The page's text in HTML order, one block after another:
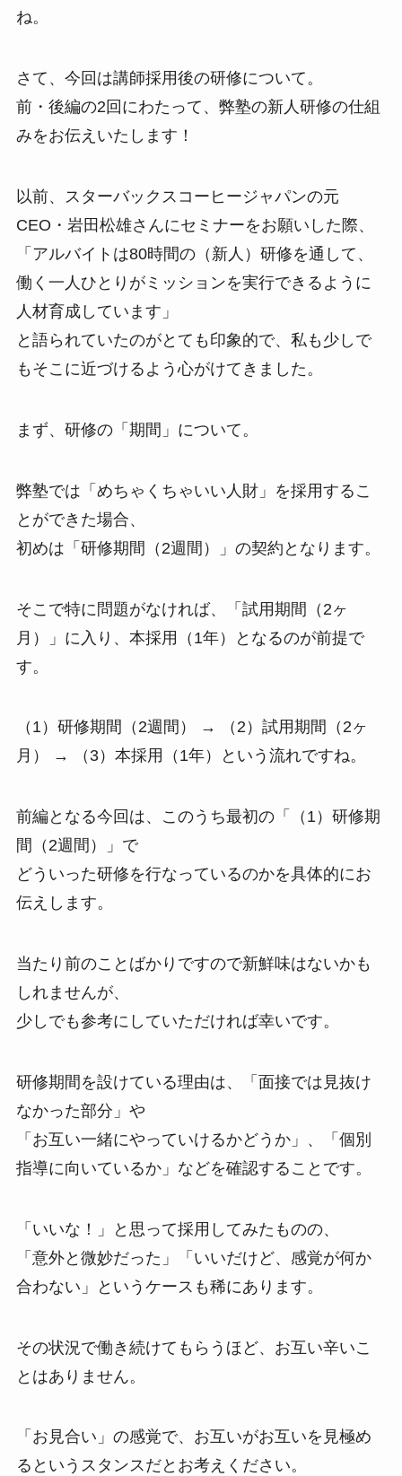
ね。
さて、今回は講師採用後の研修について。
前・後編の2回にわたって、弊塾の新人研修の仕組
みをお伝えいたします！
以前、スターバックスコーヒージャパンの元
CEO・岩田松雄さんにセミナーをお願いした際、
「アルバイトは80時間の（新人）研修を通して、
働く一人ひとりがミッションを実行できるように
人材育成しています」
と語られていたのがとても印象的で、私も少しで
もそこに近づけるよう心がけてきました。
まず、研修の「期間」について。
弊塾では「めちゃくちゃいい人財」を採用するこ
とができた場合、
初めは「研修期間（2週間）」の契約となります。
そこで特に問題がなければ、「試用期間（2ヶ
月）」に入り、本採用（1年）となるのが前提で
す。
（1）研修期間（2週間） → （2）試用期間（2ヶ
月） → （3）本採用（1年）という流れですね。
前編となる今回は、このうち最初の「（1）研修期
間（2週間）」で
どういった研修を行なっているのかを具体的にお
伝えします。
当たり前のことばかりですので新鮮味はないかも
しれませんが、
少しでも参考にしていただければ幸いです。
研修期間を設けている理由は、「面接では見抜け
なかった部分」や
「お互い一緒にやっていけるかどうか」、「個別
指導に向いているか」などを確認することです。
「いいな！」と思って採用してみたものの、
「意外と微妙だった」「いいだけど、感覚が何か
合わない」というケースも稀にあります。
その状況で働き続けてもらうほど、お互い辛いこ
とはありません。
「お見合い」の感覚で、お互いがお互いを見極め
るというスタンスだとお考えください。